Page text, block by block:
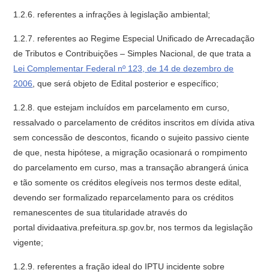
1.2.6. referentes a infrações à legislação ambiental;
1.2.7. referentes ao Regime Especial Unificado de Arrecadação
de Tributos e Contribuições – Simples Nacional, de que trata a
Lei Complementar Federal nº 123, de 14 de dezembro de
2006 , que será objeto de Edital posterior e específico;
1.2.8. que estejam incluídos em parcelamento em curso,
ressalvado o parcelamento de créditos inscritos em dívida ativa
sem concessão de descontos, ficando o sujeito passivo ciente
de que, nesta hipótese, a migração ocasionará o rompimento
do parcelamento em curso, mas a transação abrangerá única
e tão somente os créditos elegíveis nos termos deste edital,
devendo ser formalizado reparcelamento para os créditos
remanescentes de sua titularidade através do
portal dividaativa.prefeitura.sp.gov.br, nos termos da legislação
vigente;
1.2.9. referentes a fração ideal do IPTU incidente sobre